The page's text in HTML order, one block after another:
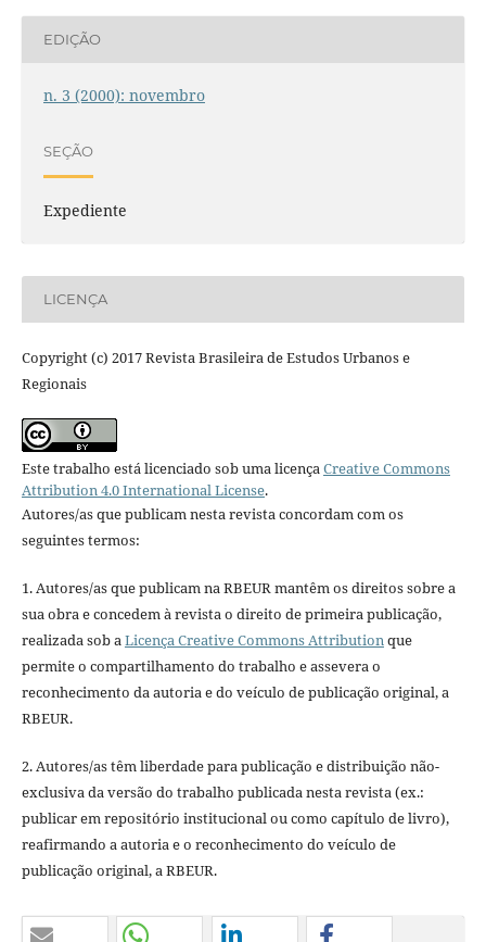
EDIÇÃO
n. 3 (2000): novembro
SEÇÃO
Expediente
LICENÇA
Copyright (c) 2017 Revista Brasileira de Estudos Urbanos e
Regionais
Este trabalho está licenciado sob uma licençaCreative Commons
Attribution 4.0 International License.
Autores/as que publicam nesta revista concordam com os
seguintes termos:
1. Autores/as que publicam na RBEUR mantêm os direitos sobre a
sua obra e concedem à revista o direito de primeira publicação,
realizada sob aLicença Creative Commons Attributionque
permite o compartilhamento do trabalho e assevera o
reconhecimento da autoria e do veículo de publicação original, a
RBEUR.
2. Autores/as têm liberdade para publicação e distribuição não-
exclusiva da versão do trabalho publicada nesta revista (ex.:
publicar em repositório institucional ou como capítulo de livro),
reafirmando a autoria e o reconhecimento do veículo de
publicação original, a RBEUR.